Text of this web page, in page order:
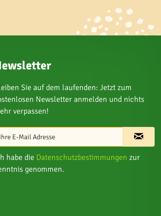
Sie auf dem laufenden: Jetzt zum
Newsletter anmelden und nichts
verpassen!
habe die Datenschutzbestimmungen zur
genommen.